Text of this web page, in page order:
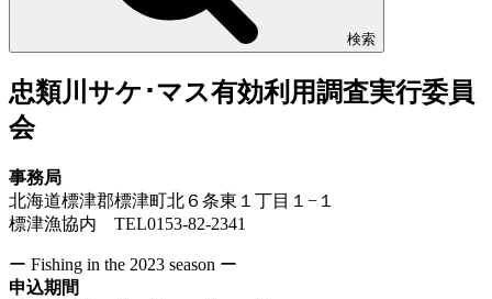
検索
忠類川サケ･マス有効利用調査実行委員
会
事務局
北海道標津郡標津町北６条東１丁目１−１
標津漁協内 TEL0153-82-2341
ー Fishing in the 2023 season ー
申込期間